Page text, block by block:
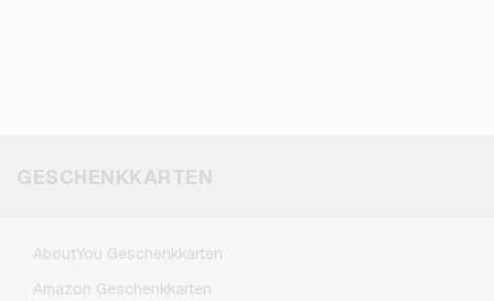
GESCHENKKARTEN
AboutYou Geschenkkarten
Amazon Geschenkkarten